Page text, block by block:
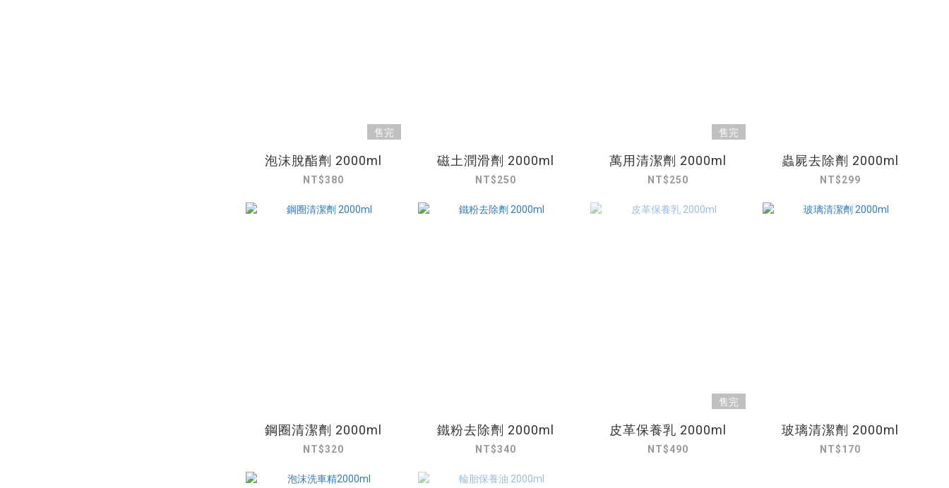
售完
泡沫脫酯劑 2000ml
NT$380
磁土潤滑劑 2000ml
NT$250
售完
萬用清潔劑 2000ml
NT$250
蟲屍去除劑 2000ml
NT$299
鋼圈清潔劑 2000ml
NT$320
鐵粉去除劑 2000ml
NT$340
售完
皮革保養乳 2000ml
NT$490
玻璃清潔劑 2000ml
NT$170